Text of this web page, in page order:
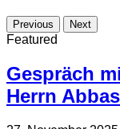
Previous Next
Featured
Gespräch
Herrn